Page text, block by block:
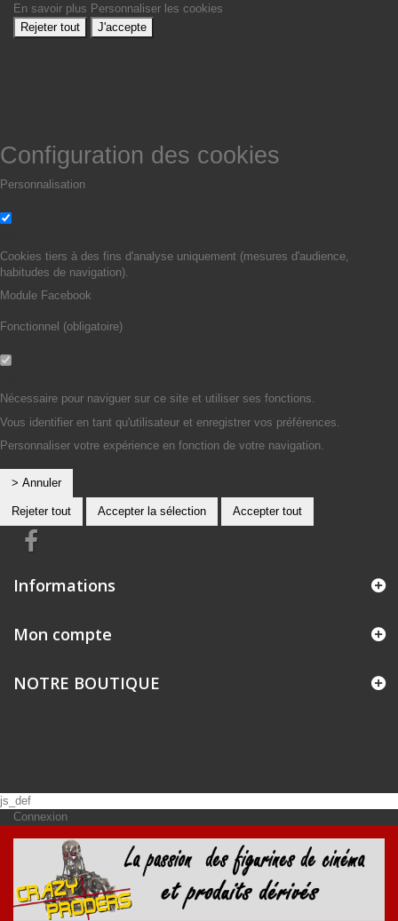
En savoir plus Personnaliser les cookies
Rejeter tout
J'accepte
Configuration des cookies
Personnalisation
Cookies tiers à des fins d'analyse uniquement (mesures d'audience,
habitudes de navigation).
Module Facebook
Fonctionnel (obligatoire)
Nécessaire pour naviguer sur ce site et utiliser ses fonctions.
Vous identifier en tant qu'utilisateur et enregistrer vos préférences.
Personnaliser votre expérience en fonction de votre navigation.
> Annuler
Rejeter tout Accepter la sélection Accepter tout
Informations
Mon compte
NOTRE BOUTIQUE
js_def
Connexion